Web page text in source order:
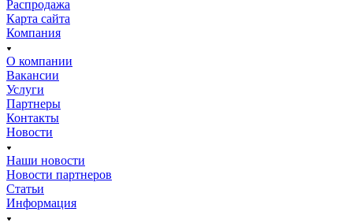
Распродажа
Карта сайта
Компания
О компании
Вакансии
Услуги
Партнеры
Контакты
Новости
Наши новости
Новости партнеров
Статьи
Информация